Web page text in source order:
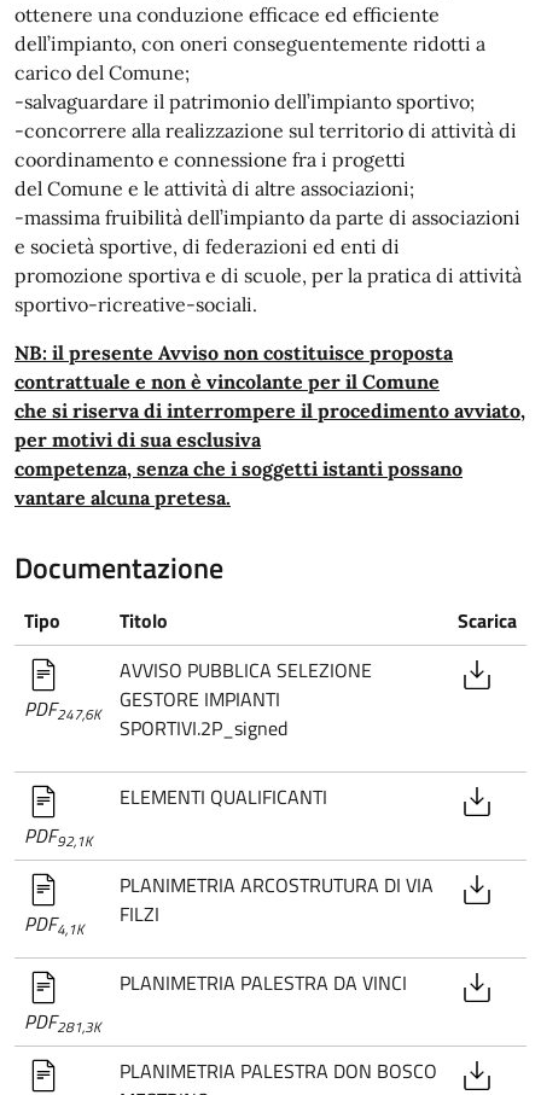
ottenere una conduzione efficace ed efficiente
dell’impianto, con oneri conseguentemente ridotti a
carico del Comune;
-salvaguardare il patrimonio dell’impianto sportivo;
-concorrere alla realizzazione sul territorio di attività di
coordinamento e connessione fra i progetti
del Comune e le attività di altre associazioni;
-massima fruibilità dell’impianto da parte di associazioni
e società sportive, di federazioni ed enti di
promozione sportiva e di scuole, per la pratica di attività
sportivo-ricreative-sociali.
NB: il presente Avviso non costituisce proposta
contrattuale e non è vincolante per il Comune
che si riserva di interrompere il procedimento avviato,
per motivi di sua esclusiva
competenza, senza che i soggetti istanti possano
vantare alcuna pretesa.
Documentazione
Tipo Titolo Scarica
PDF247,6K
AVVISO PUBBLICA SELEZIONE
GESTORE IMPIANTI
SPORTIVI.2P_signed
PDF92,1K
ELEMENTI QUALIFICANTI
PDF4,1K
PLANIMETRIA ARCOSTRUTURA DI VIA
FILZI
PDF281,3K
PLANIMETRIA PALESTRA DA VINCI
PLANIMETRIA PALESTRA DON BOSCO